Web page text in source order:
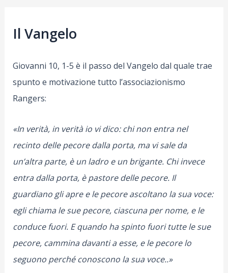
Il Vangelo
Giovanni 10, 1-5 è il passo del Vangelo dal quale trae
spunto e motivazione tutto l’associazionismo
Rangers:
«In verità, in verità io vi dico: chi non entra nel
recinto delle pecore dalla porta, ma vi sale da
un’altra parte, è un ladro e un brigante. Chi invece
entra dalla porta, è pastore delle pecore. Il
guardiano gli apre e le pecore ascoltano la sua voce:
egli chiama le sue pecore, ciascuna per nome, e le
conduce fuori. E quando ha spinto fuori tutte le sue
pecore, cammina davanti a esse, e le pecore lo
seguono perché conoscono la sua voce..»